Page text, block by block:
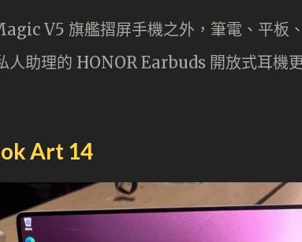
V5 旗艦摺屏手機之外，筆電、平板
人助理的 HONOR Earbuds 開放式耳機
Art 14